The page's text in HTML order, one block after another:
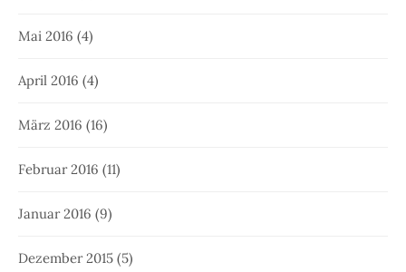
Mai 2016 (4)
April 2016 (4)
März 2016 (16)
Februar 2016 (11)
Januar 2016 (9)
Dezember 2015 (5)